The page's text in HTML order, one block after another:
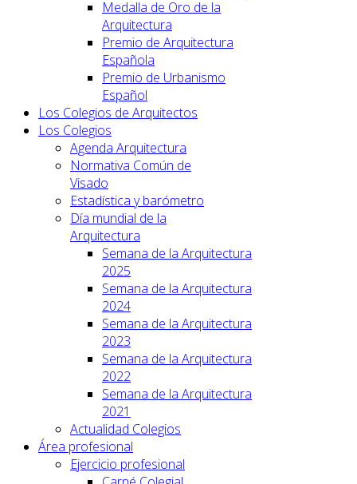
Medalla de Oro de la
Arquitectura
Premio de Arquitectura
Española
Premio de Urbanismo
Español
Los Colegios de Arquitectos
Los Colegios
Agenda Arquitectura
Normativa Común de
Visado
Estadística y barómetro
Día mundial de la
Arquitectura
Semana de la Arquitectura
2025
Semana de la Arquitectura
2024
Semana de la Arquitectura
2023
Semana de la Arquitectura
2022
Semana de la Arquitectura
2021
Actualidad Colegios
Área profesional
Ejercicio profesional